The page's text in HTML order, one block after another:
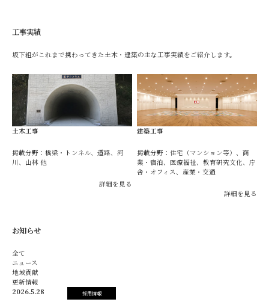
工事実績
坂下組がこれまで携わってきた土木・建築の主な工事実績をご紹介します。
土木工事
掲載分野：橋梁・トンネル、道路、河
川、山林 他
詳細を見る
建築工事
掲載分野：住宅（マンション等）、商
業・宿泊、医療福祉、教育研究文化、庁
舎・オフィス、産業・交通
詳細を見る
お知らせ
全て
ニュース
地域貢献
更新情報
2026.5.28
採用情報